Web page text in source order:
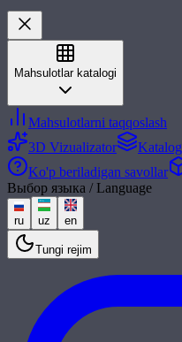
Mahsulotlar katalogi
Mahsulotlarni taqqoslash
3D Vizualizator
Katalog
Ko'p beriladigan savollar
Выбор языка / Language
ru uz en
Tungi rejim